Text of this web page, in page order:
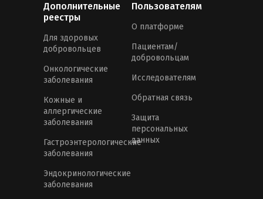
Дополнительные
реестры
Для здоровых
добровольцев
Онкологические
заболевания
Кожные и
аллергические
заболевания
Гастроэнтерологические
заболевания
Эндокринологические
заболевания
Пользователям
О платформе
Пациентам/
добровольцам
Исследователям
Обратная связь
Защита
персональных
данных